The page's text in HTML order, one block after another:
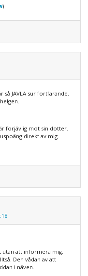
)
så JÄVLA sur fortfarande.
förjävlig mot sin dotter.
direkt av mig.
utan att informera mig.
Den vådan av att
i näven.